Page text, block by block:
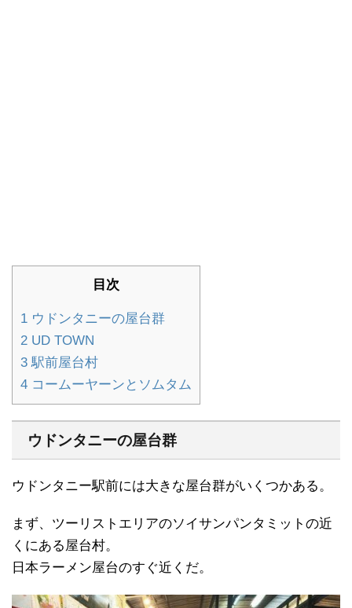
目次
1 ウドンタニーの屋台群
2 UD TOWN
3 駅前屋台村
4 コームーヤーンとソムタム
ウドンタニーの屋台群
ウドンタニー駅前には大きな屋台群がいくつかある。
まず、ツーリストエリアのソイサンパンタミットの近
くにある屋台村。
日本ラーメン屋台のすぐ近くだ。